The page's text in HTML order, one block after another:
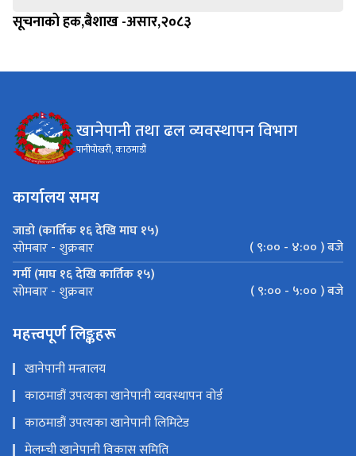
सूचनाको हक,बैशाख -असार,२०८३
खानेपानी तथा ढल व्यवस्थापन विभाग
पानीपोखरी, काठमाडौं
कार्यालय समय
जाडो (कार्तिक १६ देखि माघ १५)
सोमबार - शुक्रबार
( ९:०० - ४:०० ) बजे
गर्मी (माघ १६ देखि कार्तिक १५)
सोमबार - शुक्रबार ( ९:०० - ५:०० ) बजे
महत्त्वपूर्ण लिङ्कहरू
खानेपानी मन्त्रालय
काठमाडौं उपत्यका खानेपानी व्यवस्थापन वोर्ड
काठमाडौं उपत्यका खानेपानी लिमिटेड
मेलम्ची खानेपानी विकास समिति